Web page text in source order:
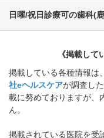
日曜/祝日診療可の歯科(
《掲載して
掲載している各種情報は
社eヘルスケアが調査し
載に努めておりますが、
ん。
掲載されている医院を受